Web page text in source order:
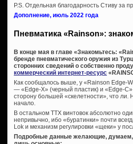
P.S. Отдельная благодарность Стиву за
Дополнение, июль 2022 года
Пневматика «Rainson»:
В конце мая в главе «Знакомьтесь:
бренде пневматического оружия из
сторонних сведений о собственно
коммерческий интернет-ресурс
Как сообщалось выше, у «Rainson Edge-
— «Edge-X» (черный пластик) и «Edge-
сторону большей «скелетности», что
начало.
В остальном ТТХ винтовок абсолютно
непривычно, ибо «буратинки» почти
Lok и механизм регулировки «щеки» у
Подробные данные желающие, думаем,